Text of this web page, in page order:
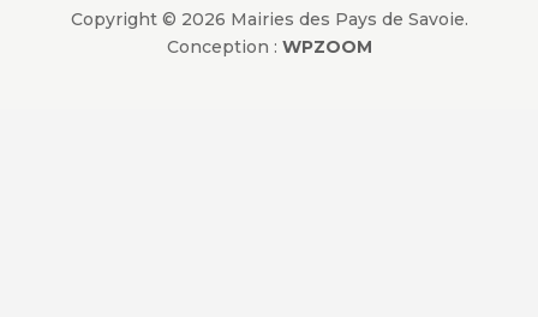
Copyright © 2026 Mairies des Pays de Savoie.
Conception : WPZOOM